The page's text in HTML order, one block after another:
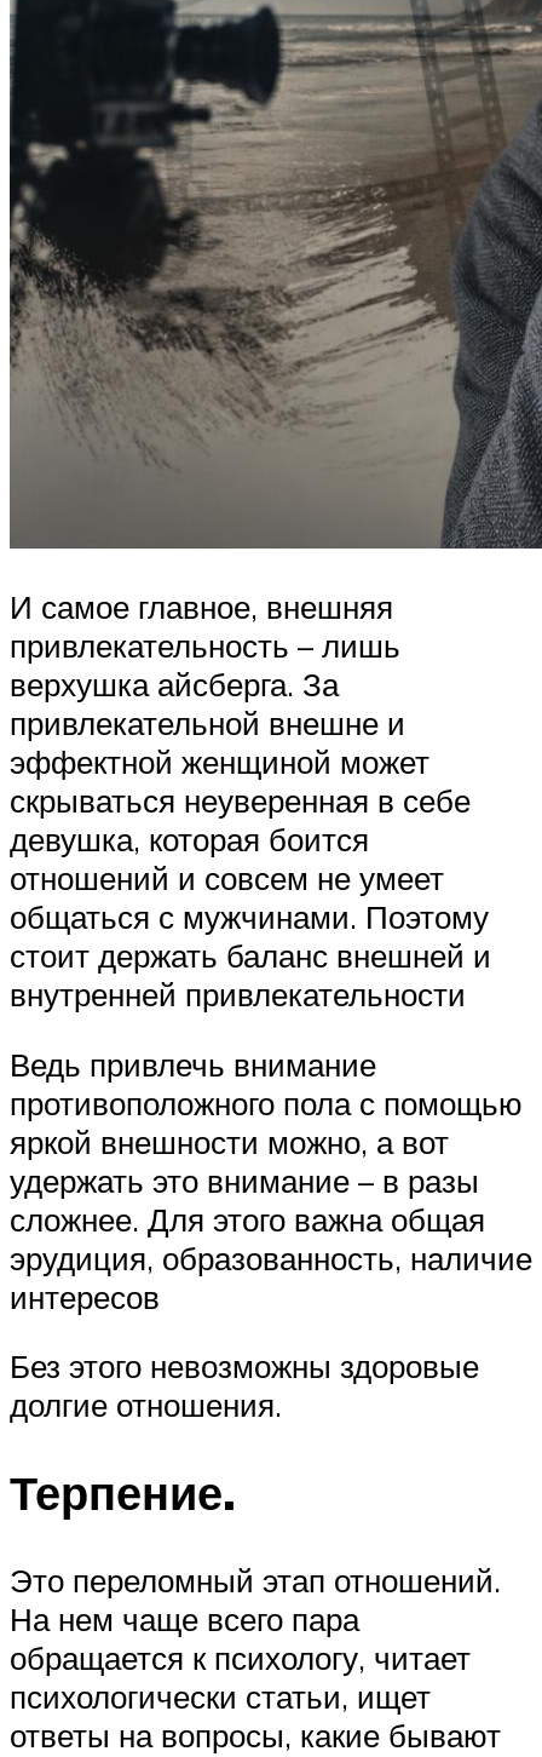
И самое главное, внешняя
привлекательность – лишь
верхушка айсберга. За
привлекательной внешне и
эффектной женщиной может
скрываться неуверенная в себе
девушка, которая боится
отношений и совсем не умеет
общаться с мужчинами. Поэтому
стоит держать баланс внешней и
внутренней привлекательности
Ведь привлечь внимание
противоположного пола с помощью
яркой внешности можно, а вот
удержать это внимание – в разы
сложнее. Для этого важна общая
эрудиция, образованность, наличие
интересов
Без этого невозможны здоровые
долгие отношения.
Терпение.
Это переломный этап отношений.
На нем чаще всего пара
обращается к психологу, читает
психологически статьи, ищет
ответы на вопросы, какие бывают